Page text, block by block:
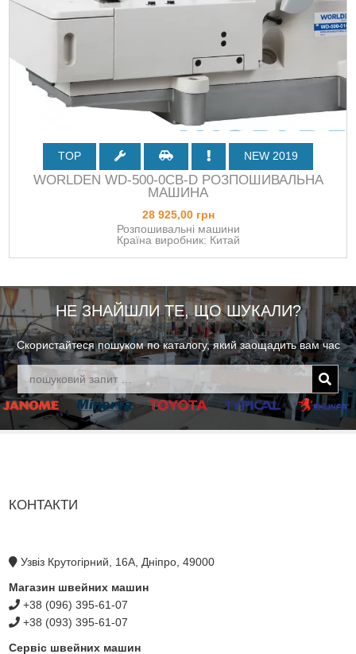
TOP NEW 2019
WORLDEN WD-500-0CB-D РОЗПОШИВАЛЬНА
МАШИНА
28 925,00 грн
Розпошивальні машини
Країна виробник: Китай
НЕ ЗНАЙШЛИ ТЕ, ЩО ШУКАЛИ?
Скористайтеся пошуком по каталогу, який заощадить вам час
КОНТАКТИ
Узвіз Крутогірний, 16А, Дніпро, 49000
Магазин швейних машин
+38 (096) 395-61-07
+38 (093) 395-61-07
Сервіс швейних машин